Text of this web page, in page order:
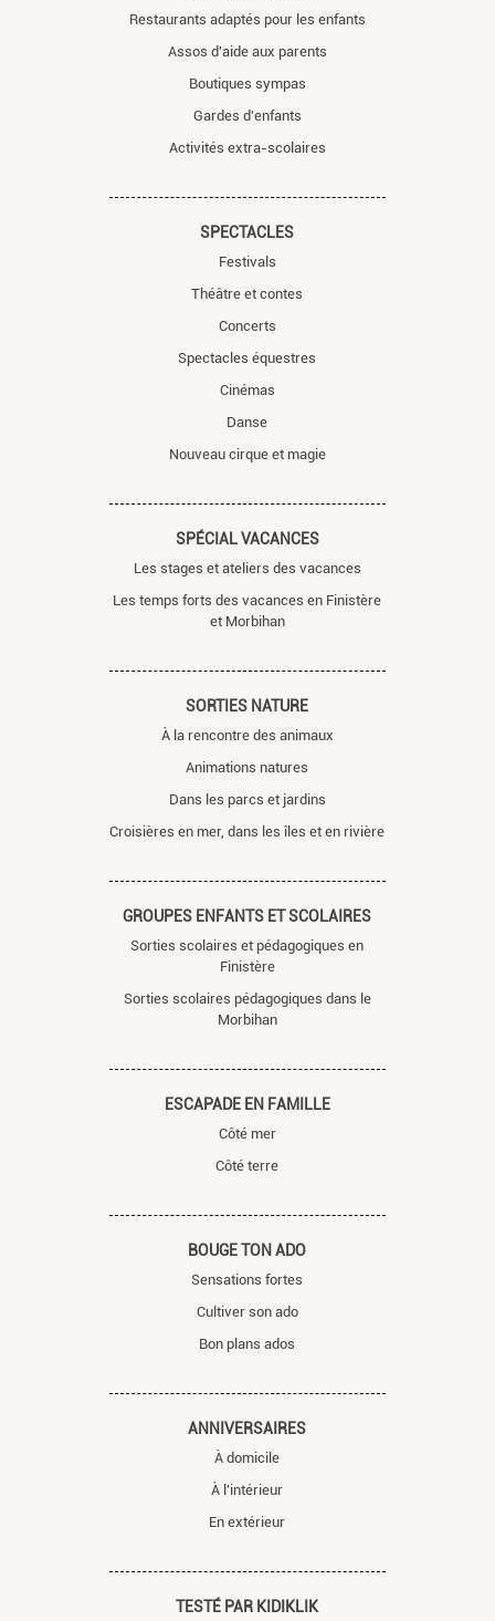
Restaurants adaptés pour les enfants
Assos d'aide aux parents
Boutiques sympas
Gardes d'enfants
Activités extra-scolaires
SPECTACLES
Festivals
Théâtre et contes
Concerts
Spectacles équestres
Cinémas
Danse
Nouveau cirque et magie
SPÉCIAL VACANCES
Les stages et ateliers des vacances
Les temps forts des vacances en Finistère
et Morbihan
SORTIES NATURE
À la rencontre des animaux
Animations natures
Dans les parcs et jardins
Croisières en mer, dans les îles et en rivière
GROUPES ENFANTS ET SCOLAIRES
Sorties scolaires et pédagogiques en
Finistère
Sorties scolaires pédagogiques dans le
Morbihan
ESCAPADE EN FAMILLE
Côté mer
Côté terre
BOUGE TON ADO
Sensations fortes
Cultiver son ado
Bon plans ados
ANNIVERSAIRES
À domicile
À l'intérieur
En extérieur
TESTÉ PAR KIDIKLIK